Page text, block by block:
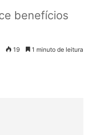
benefícios
19 1 minuto de leitura